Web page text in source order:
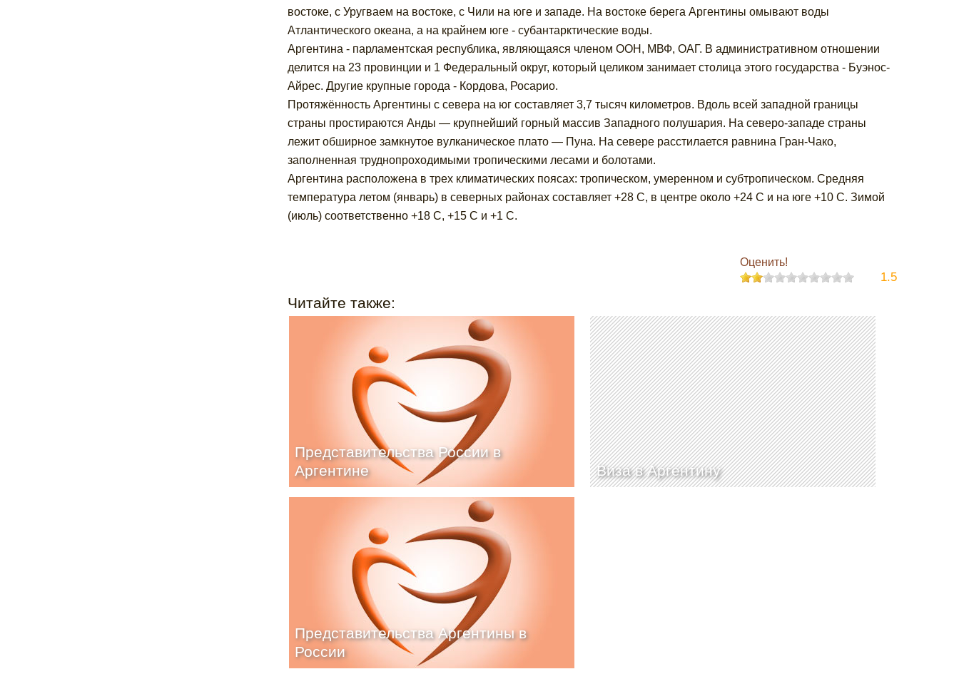
востоке, с Уругваем на востоке, с Чили на юге и западе. На востоке берега Аргентины омывают воды
Атлантического океана, а на крайнем юге - субантарктические воды.
Аргентина - парламентская республика, являющаяся членом ООН, МВФ, ОАГ. В административном отношении
делится на 23 провинции и 1 Федеральный округ, который целиком занимает столица этого государства - Буэнос-
Айрес. Другие крупные города - Кордова, Росарио.
Протяжённость Аргентины с севера на юг составляет 3,7 тысяч километров. Вдоль всей западной границы
страны простираются Анды — крупнейший горный массив Западного полушария. На северо-западе страны
лежит обширное замкнутое вулканическое плато — Пуна. На севере расстилается равнина Гран-Чако,
заполненная труднопроходимыми тропическими лесами и болотами.
Аргентина расположена в трех климатических поясах: тропическом, умеренном и субтропическом. Средняя
температура летом (январь) в северных районах составляет +28 С, в центре около +24 С и на юге +10 С. Зимой
(июль) соответственно +18 С, +15 С и +1 С.
Оценить!
1.5
Читайте также:
Представительства России в
Аргентине
Виза в Аргентину
Представительства Аргентины в
России